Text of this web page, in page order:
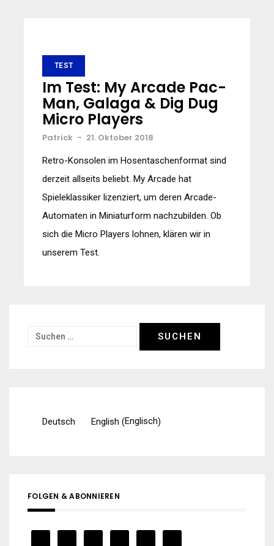
TEST
Im Test: My Arcade Pac-
Man, Galaga & Dig Dug
Micro Players
Patrick - 21. Oktober 2018
Retro-Konsolen im Hosentaschenformat sind
derzeit allseits beliebt. My Arcade hat
Spieleklassiker lizenziert, um deren Arcade-
Automaten in Miniaturform nachzubilden. Ob
sich die Micro Players lohnen, klären wir in
unserem Test.
Suchen
Deutsch English (Englisch)
FOLGEN & ABONNIEREN